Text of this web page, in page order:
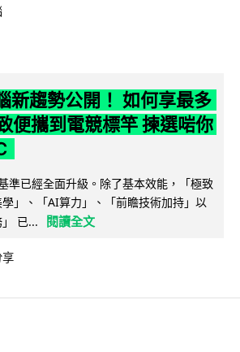
新趨勢公開！ 如何享最多
攜到電競標竿 揀選啱你
準已經全面升級。除了基本效能，「極致
」、「AI算力」、「前瞻技術加持」以
已...
閱讀全文